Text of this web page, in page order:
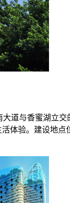
道与香蜜湖立
体验。建设地